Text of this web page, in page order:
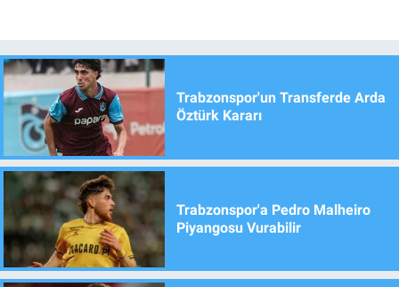
Trabzonspor'un Transferde Arda
Öztürk Kararı
Trabzonspor'a Pedro Malheiro
Piyangosu Vurabilir